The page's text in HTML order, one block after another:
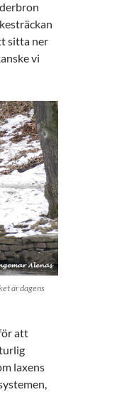
sitta ner
vi
är dagens
att
laxens